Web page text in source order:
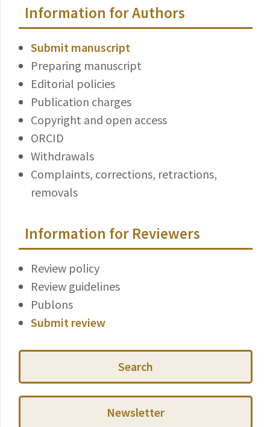
Information for Authors
Submit manuscript
Preparing manuscript
Editorial policies
Publication charges
Copyright and open access
ORCID
Withdrawals
Complaints, corrections, retractions,
removals
Information for Reviewers
Review policy
Review guidelines
Publons
Submit review
Search
Newsletter